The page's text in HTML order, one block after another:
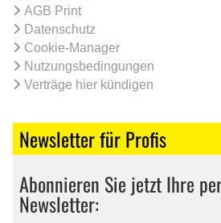
AGB Print
Datenschutz
Cookie-Manager
Nutzungsbedingungen
Verträge hier kündigen
Newsletter für Profis
Abonnieren Sie jetzt Ihre
Newsletter: